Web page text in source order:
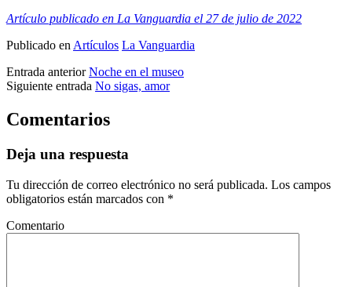
Artículo publicado en La Vanguardia el 27 de julio de 2022
Publicado enArtículos La Vanguardia
Entrada anterior Noche en el museo
Siguiente entrada No sigas, amor
Comentarios
Deja una respuesta
Tu dirección de correo electrónico no será publicada. Los campos
obligatorios están marcados con *
Comentario